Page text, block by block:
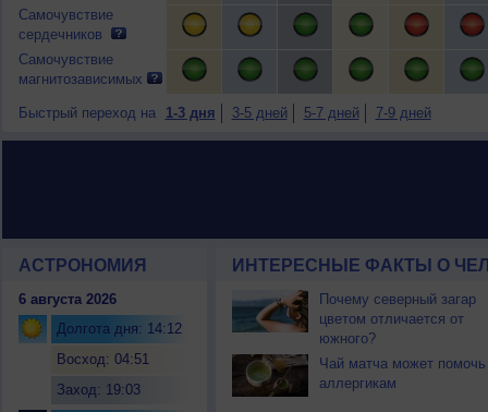
Самочувствие
сердечников
Самочувствие
магнитозависимых
Быстрый переход на 1-3 дня 3-5 дней 5-7 дней 7-9 дней
АСТРОНОМИЯ
6 августа 2026
Долгота дня: 14:12
Восход: 04:51
Заход: 19:03
ИНТЕРЕСНЫЕ ФАКТЫ О
Почему северный загар
цветом отличается от
южного?
Чай матча может помочь
аллергикам